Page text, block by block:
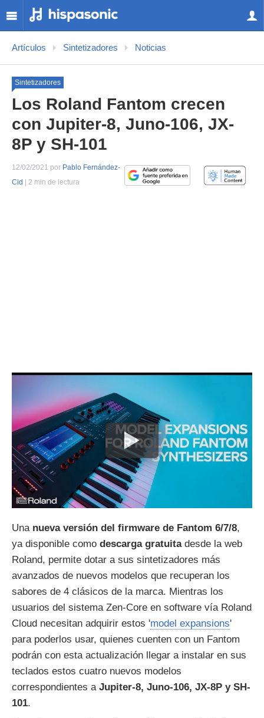
Artículos Sintetizadores Noticias
Sintetizadores
Los Roland Fantom crecen
con Jupiter-8, Juno-106, JX-
8P y SH-101
12/02/2021 por Pablo Fernández-
Cid
| 2 min de lectura
Una nueva versión del firmware de Fantom 6/7/8,
ya disponible como descarga gratuitadesde la web
Roland, permite dotar a sus sintetizadores más
avanzados de nuevos modelos que recuperan los
sabores de 4 clásicos de la marca. Mientras los
usuarios del sistema Zen-Core en software vía Roland
Cloud necesitan adquirir estos 'model expansions'
para poderlos usar, quienes cuenten con un Fantom
podrán con esta actualización llegar a instalar en sus
teclados estos cuatro nuevos modelos
correspondientes a Jupiter-8, Juno-106, JX-8P y SH-
101.